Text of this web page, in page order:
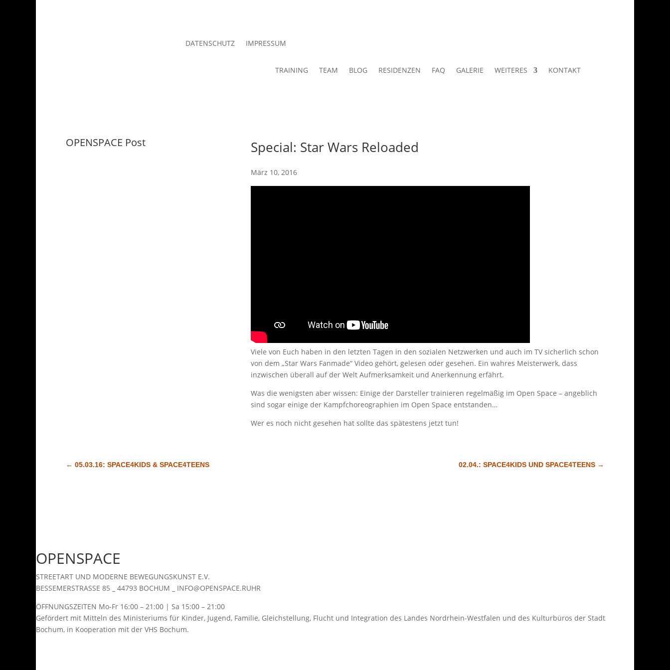
DATENSCHUTZ IMPRESSUM
TRAINING TEAM BLOG RESIDENZEN FAQ GALERIE WEITERES KONTAKT
OPENSPACE Post Special: Star Wars Reloaded
März 10, 2016
Viele von Euch haben in den letzten Tagen in den sozialen Netzwerken und auch im TV sicherlich schon
von dem „Star Wars Fanmade“ Video gehört, gelesen oder gesehen. Ein wahres Meisterwerk, dass
inzwischen überall auf der Welt Aufmerksamkeit und Anerkennung erfährt.
Was die wenigsten aber wissen: Einige der Darsteller trainieren regelmäßig im Open Space – angeblich
sind sogar einige der Kampfchoreographien im Open Space entstanden…
Wer es noch nicht gesehen hat sollte das spätestens jetzt tun!
← 05.03.16: SPACE4KIDS & SPACE4TEENS 02.04.: SPACE4KIDS UND SPACE4TEENS →
OPENSPACE
STREETART UND MODERNE BEWEGUNGSKUNST E.V.
BESSEMERSTRASSE 85 _ 44793 BOCHUM _ INFO@OPENSPACE.RUHR
ÖFFNUNGSZEITEN Mo-Fr 16:00 – 21:00 | Sa 15:00 – 21:00
Gefördert mit Mitteln des Ministeriums für Kinder, Jugend, Familie, Gleichstellung, Flucht und Integration des Landes Nordrhein-Westfalen und des Kulturbüros der Stadt
Bochum, in Kooperation mit der VHS Bochum.